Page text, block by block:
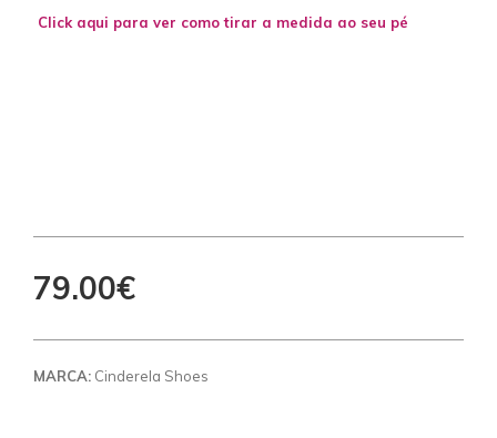
Click aqui para ver como tirar a medida ao seu pé
79.00€
MARCA: Cinderela Shoes